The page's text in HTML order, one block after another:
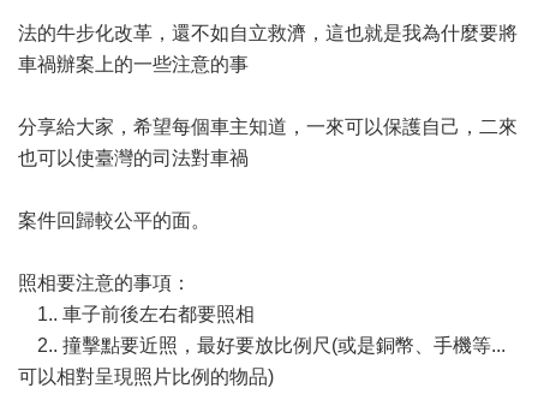
法的牛步化改革，還不如自立救濟，這也就是我為什麼要將
車禍辦案上的一些注意的事
分享給大家，希望每個車主知道，一來可以保護自己，二來
也可以使臺灣的司法對車禍
案件回歸較公平的面。
照相要注意的事項：
1.. 車子前後左右都要照相
2.. 撞擊點要近照，最好要放比例尺(或是銅幣、手機等...
可以相對呈現照片比例的物品)